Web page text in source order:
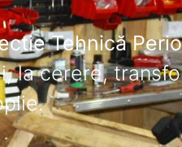
Tehnică
la cerere,